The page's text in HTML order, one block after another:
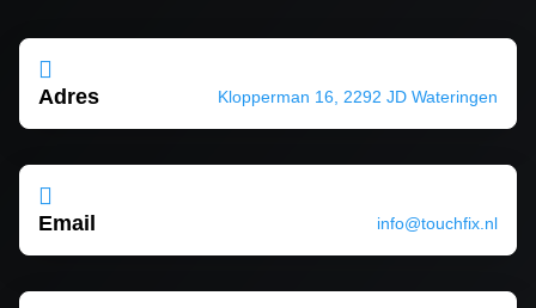

Adres Klopperman 16, 2292 JD Wateringen

Email info@touchfix.nl